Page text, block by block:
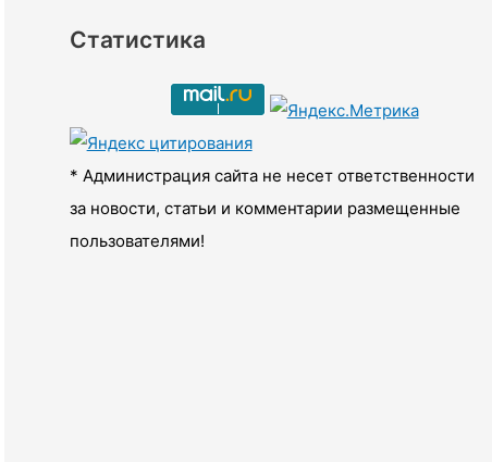
х
ы
Статистика
* Администрация сайта не несет ответственности
за новости, статьи и комментарии размещенные
пользователями!